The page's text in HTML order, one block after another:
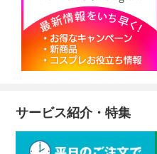
サービス紹介・特集